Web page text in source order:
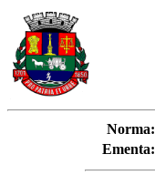
Norma:
Ementa: